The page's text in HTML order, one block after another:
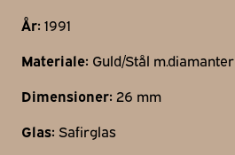
År: 1991
Materiale: Guld/Stål m.diamanter
Dimensioner: 26 mm
Glas: Safirglas